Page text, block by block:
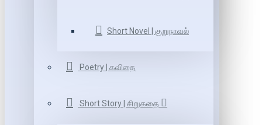
Short Novel | குறுநாவல்
Poetry | கவிதை
Short Story | சிறுகதை